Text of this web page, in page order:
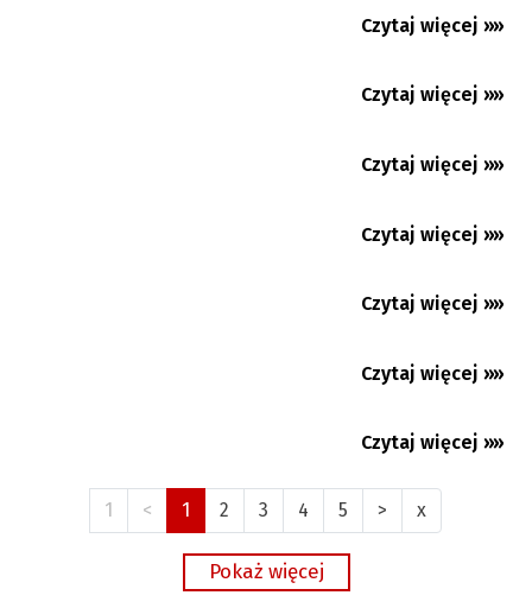
28.07.2026
Czytaj więcej »»
27.07.2026
Czytaj więcej »»
27.07.2026
Czytaj więcej »»
24.07.2026
Czytaj więcej »»
23.07.2026
Czytaj więcej »»
21.07.2026
Czytaj więcej »»
21.07.2026
Czytaj więcej »»
1 < 1 2 3 4 5 > x